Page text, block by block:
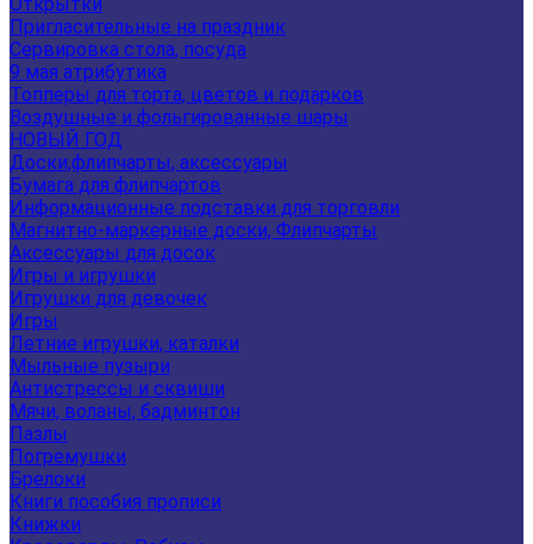
Пригласительные на праздник
Сервировка стола, посуда
9 мая атрибутика
Топперы для торта, цветов и подарков
Воздушные и фольгированные шары
НОВЫЙ ГОД
Доски,флипчарты, аксессуары
Бумага для флипчартов
Информационные подставки для торговли
Магнитно-маркерные доски, Флипчарты
Аксессуары для досок
Игры и игрушки
Игрушки для девочек
Игры
Летние игрушки, каталки
Мыльные пузыри
Антистрессы и сквиши
Мячи, воланы, бадминтон
Пазлы
Погремушки
Брелоки
Книги пособия прописи
Книжки